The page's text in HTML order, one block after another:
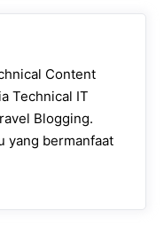
Content
Technical IT
Blogging.
yang bermanfaat